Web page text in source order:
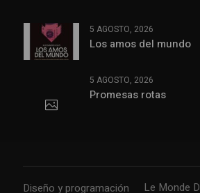
5 AGOSTO, 2026
Los amos del mundo
5 AGOSTO, 2026
Promesas rotas
Le Monde
Diseño y programación